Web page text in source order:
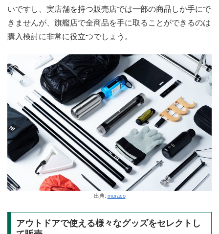
いですし、実店舗を持つ販売店では一部の商品しか手にで
きませんが、旗艦店で全商品を手に取ることができるのは
購入検討に非常に役立つでしょう。
出典: muraco
アウトドアで使える様々なグッズをセレクトし